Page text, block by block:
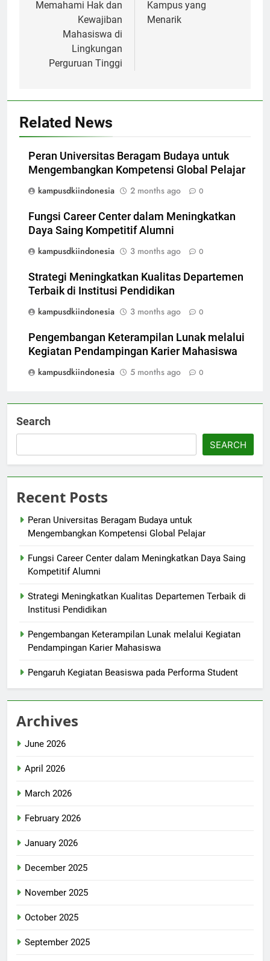
Memahami Hak dan
Kewajiban
Mahasiswa di
Lingkungan
Perguruan Tinggi
Kampus yang
Menarik
Related News
Peran Universitas Beragam Budaya untuk
Mengembangkan Kompetensi Global Pelajar
kampusdkiindonesia
2 months ago 0
Fungsi Career Center dalam Meningkatkan
Daya Saing Kompetitif Alumni
kampusdkiindonesia
3 months ago 0
Strategi Meningkatkan Kualitas Departemen
Terbaik di Institusi Pendidikan
kampusdkiindonesia
3 months ago 0
Pengembangan Keterampilan Lunak melalui
Kegiatan Pendampingan Karier Mahasiswa
kampusdkiindonesia
5 months ago 0
Search
SEARCH
Recent Posts
Peran Universitas Beragam Budaya untuk
Mengembangkan Kompetensi Global Pelajar
Fungsi Career Center dalam Meningkatkan Daya Saing
Kompetitif Alumni
Strategi Meningkatkan Kualitas Departemen Terbaik di
Institusi Pendidikan
Pengembangan Keterampilan Lunak melalui Kegiatan
Pendampingan Karier Mahasiswa
Pengaruh Kegiatan Beasiswa pada Performa Student
Archives
June 2026
April 2026
March 2026
February 2026
January 2026
December 2025
November 2025
October 2025
September 2025